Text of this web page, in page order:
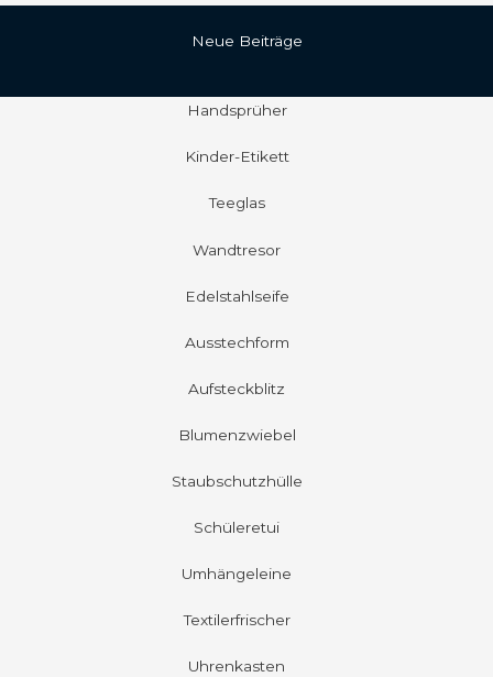
Neue Beiträge
Handsprüher
Kinder-Etikett
Teeglas
Wandtresor
Edelstahlseife
Ausstechform
Aufsteckblitz
Blumenzwiebel
Staubschutzhülle
Schüleretui
Umhängeleine
Textilerfrischer
Uhrenkasten